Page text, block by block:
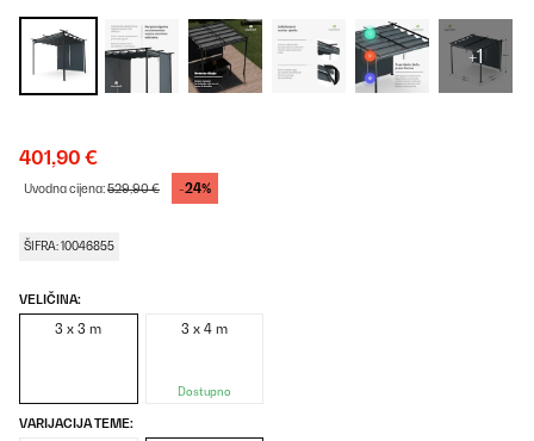
+1
401,90 €
Uvodna cijena:529,90 € -24%
ŠIFRA: 10046855
VELIČINA:
3 x 3 m 3 x 4 m
Dostupno
VARIJACIJA TEME: